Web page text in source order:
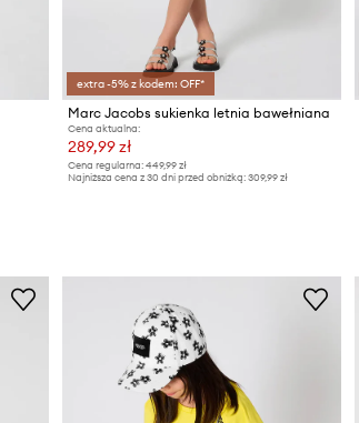
extra -5% z kodem: OFF*
Marc Jacobs sukienka letnia bawełniana
Cena aktualna:
289,99 zł
Cena regularna: 449,99 zł
Najniższa cena z 30 dni przed obniżką: 309,99 zł